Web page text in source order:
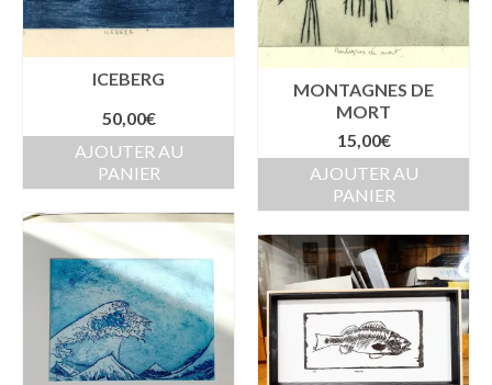
ICEBERG
50,00€
AJOUTER AU
PANIER
MONTAGNES DE
MORT
15,00€
AJOUTER AU
PANIER